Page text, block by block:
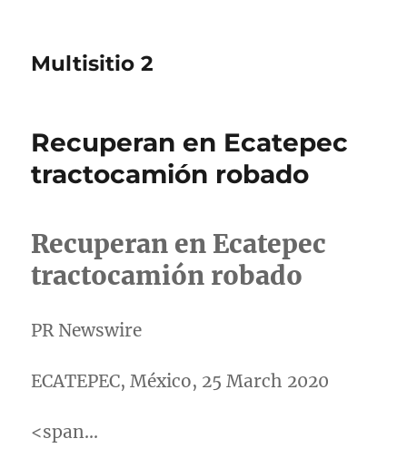
Multisitio 2
Recuperan en Ecatepec
tractocamión robado
Recuperan en Ecatepec
tractocamión robado
PR Newswire
ECATEPEC, México, 25 March 2020
<span…